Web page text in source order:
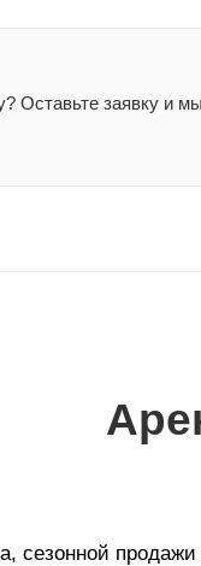
Оставьте заявку и
сезонной